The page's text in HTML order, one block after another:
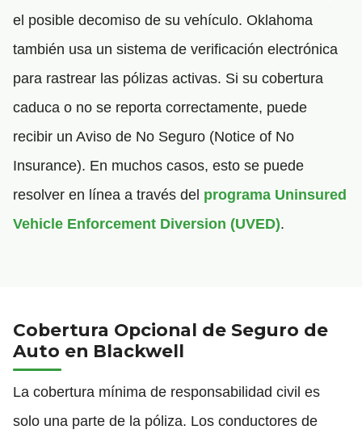
el posible decomiso de su vehículo. Oklahoma
también usa un sistema de verificación electrónica
para rastrear las pólizas activas. Si su cobertura
caduca o no se reporta correctamente, puede
recibir un Aviso de No Seguro (Notice of No
Insurance). En muchos casos, esto se puede
resolver en línea a través del programa Uninsured
Vehicle Enforcement Diversion (UVED).
Cobertura Opcional de Seguro de
Auto en Blackwell
La cobertura mínima de responsabilidad civil es
solo una parte de la póliza. Los conductores de